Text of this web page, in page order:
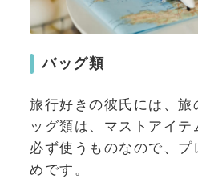
バッグ類
旅行好きの彼氏には、
ッグ類は、マストアイ
必ず使うものなので、プ
めです。